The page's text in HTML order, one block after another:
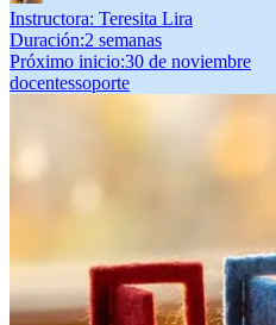
Instructora: Teresita Lira
Duración:2 semanas
Próximo inicio:30 de noviembre
docentessoporte